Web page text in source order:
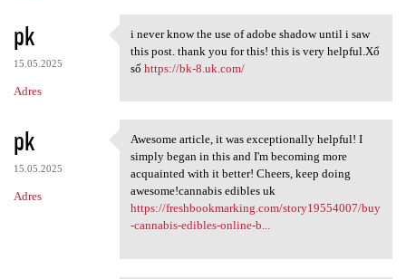
pk
15.05.2025
Adres
i never know the use of adobe
i never know the use of adobe shadow until i saw
this post. thank you for this! this is very helpful.Xổ
số https://bk-8.uk.com/
pk
15.05.2025
Adres
Awesome article, it was
Awesome article, it was exceptionally helpful! I
simply began in this and I'm becoming more
acquainted with it better! Cheers, keep doing
awesome!cannabis edibles uk
https://freshbookmarking.com/story19554007/buy
-cannabis-edibles-online-b...